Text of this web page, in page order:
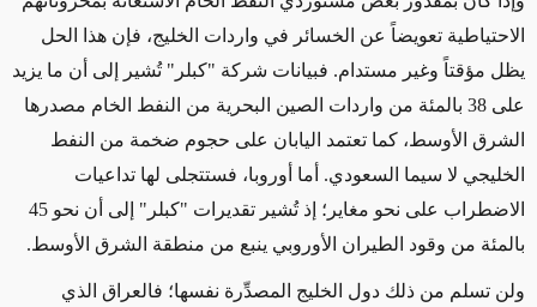
الاحتياطية تعويضاً عن الخسائر في واردات الخليج، فإن هذا الحل
يظل مؤقتاً وغير مستدام. فبيانات شركة "كبلر" تُشير إلى أن ما يزيد
على 38 بالمئة من واردات الصين البحرية من النفط الخام مصدرها
الشرق الأوسط، كما تعتمد اليابان على حجوم ضخمة من النفط
الخليجي لا سيما السعودي. أما أوروبا، فستتجلى لها تداعيات
الاضطراب على نحو مغاير؛ إذ تُشير تقديرات "كبلر" إلى أن نحو 45
بالمئة من وقود الطيران الأوروبي ينبع من منطقة الشرق الأوسط.
ولن تسلم من ذلك دول الخليج المصدِّرة نفسها؛ فالعراق الذي